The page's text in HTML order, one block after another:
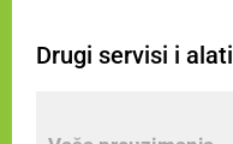
Drugi servisi i alati